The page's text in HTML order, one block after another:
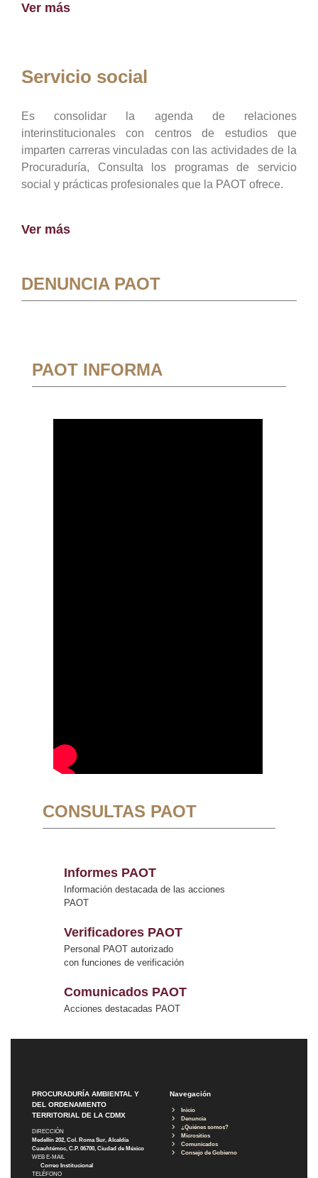
Ver más
Servicio social
Es consolidar la agenda de relaciones
interinstitucionales con centros de estudios que
imparten carreras vinculadas con las actividades de la
Procuraduría, Consulta los programas de servicio
social y prácticas profesionales que la PAOT ofrece.
Ver más
DENUNCIA PAOT
PAOT INFORMA
CONSULTAS PAOT
Informes PAOT
Información destacada de las acciones
PAOT
Verificadores PAOT
Personal PAOT autorizado
con funciones de verificación
Comunicados PAOT
Acciones destacadas PAOT
PROCURADURÍA AMBIENTAL Y
DEL ORDENAMIENTO
TERRITORIAL DE LA CDMX
DIRECCIÓN
Medellín 202, Col. Roma Sur, Alcaldía
Cuauhtémoc, C.P. 06700, Ciudad de México
WEB E-MAIL
Correo Institucional
TELÉFONO
Navegación
Inicio
Denuncia
¿Quiénes somos?
Micrositios
Comunicados
Consejo de Gobierno